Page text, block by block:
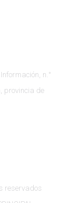
n.°
provincia de
reservados